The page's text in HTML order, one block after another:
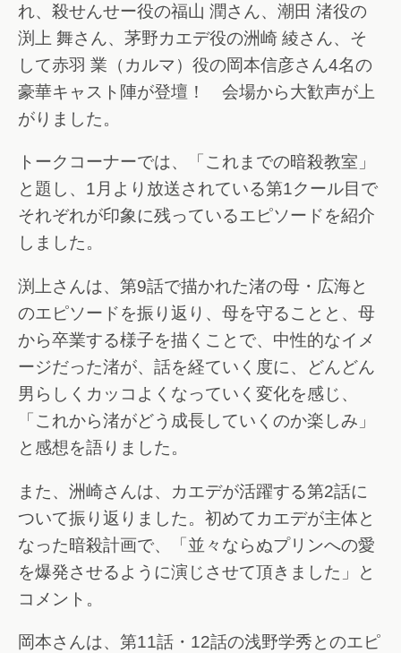
れ、殺せんせー役の福山 潤さん、潮田 渚役の
渕上 舞さん、茅野カエデ役の洲崎 綾さん、そ
して赤羽 業（カルマ）役の岡本信彦さん4名の
豪華キャスト陣が登壇！ 会場から大歓声が上
がりました。
トークコーナーでは、「これまでの暗殺教室」
と題し、1月より放送されている第1クール目で
それぞれが印象に残っているエピソードを紹介
しました。
渕上さんは、第9話で描かれた渚の母・広海と
のエピソードを振り返り、母を守ることと、母
から卒業する様子を描くことで、中性的なイメ
ージだった渚が、話を経ていく度に、どんどん
男らしくカッコよくなっていく変化を感じ、
「これから渚がどう成長していくのか楽しみ」
と感想を語りました。
また、洲崎さんは、カエデが活躍する第2話に
ついて振り返りました。初めてカエデが主体と
なった暗殺計画で、「並々ならぬプリンへの愛
を爆発させるように演じさせて頂きました」と
コメント。
岡本さんは、第11話・12話の浅野学秀とのエピ